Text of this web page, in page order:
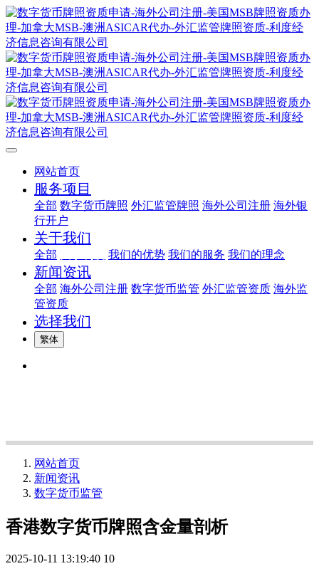
网站首页
服务项目
全部 数字货币牌照 外汇监管牌照 海外公司注册 海外银
行开户
关于我们
全部 我们的优势 我们的服务 我们的理念
新闻资讯
全部 海外公司注册 数字货币监管 外汇监管资质 海外监
管资质
选择我们
繁体
网站首页
新闻资讯
数字货币监管
香港数字货币牌照含金量剖析
2025-10-11 13:19:40 10